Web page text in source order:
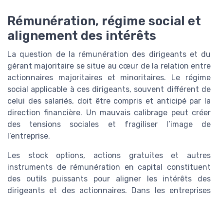
Rémunération, régime social et
alignement des intérêts
La question de la rémunération des dirigeants et du
gérant majoritaire se situe au cœur de la relation entre
actionnaires majoritaires et minoritaires. Le régime
social applicable à ces dirigeants, souvent différent de
celui des salariés, doit être compris et anticipé par la
direction financière. Un mauvais calibrage peut créer
des tensions sociales et fragiliser l’image de
l’entreprise.
Les stock options, actions gratuites et autres
instruments de rémunération en capital constituent
des outils puissants pour aligner les intérêts des
dirigeants et des actionnaires. Dans les entreprises